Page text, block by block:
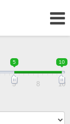
5 10
5 8 10